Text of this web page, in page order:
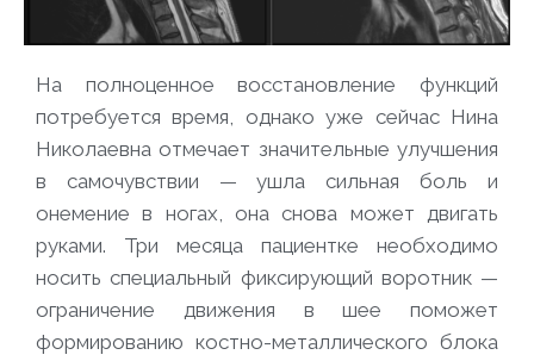
На полноценное восстановление функций
потребуется время, однако уже сейчас Нина
Николаевна отмечает значительные улучшения
в самочувствии — ушла сильная боль и
онемение в ногах, она снова может двигать
руками. Три месяца пациентке необходимо
носить специальный фиксирующий воротник —
ограничение движения в шее поможет
формированию костно-металлического блока